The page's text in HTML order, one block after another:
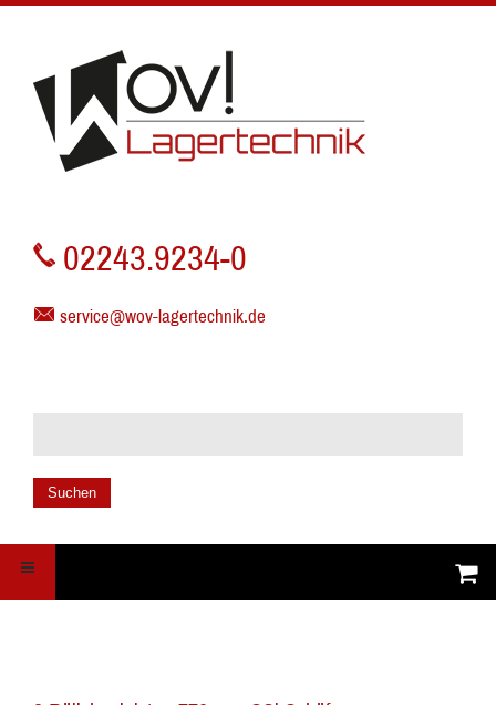
02243.9234-0
service@wov-lagertechnik.de
Suchen